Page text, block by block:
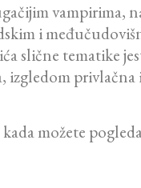
vampirima,
i
slične tematike
kada možete